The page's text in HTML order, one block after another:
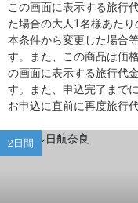
この画面に表示する旅行
た場合の大人1名様あた
本条件から変更した場合
す。また、この商品は価
の画面に表示する旅行代
す。また、申込完了まで
お申込に直前に再度旅行
2日間